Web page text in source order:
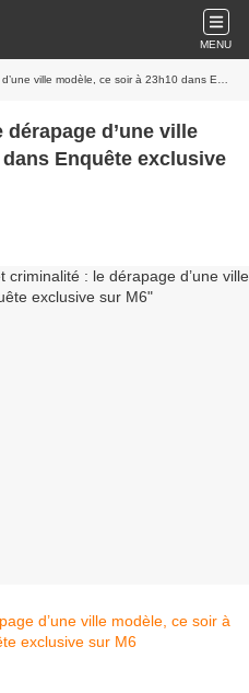
MENU
ce soir à 23h10 dans Enquête exclusive sur M6
d’une ville
Enquête exclusive